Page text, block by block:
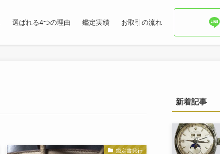
選ばれる4つの理由 鑑定実績 お取引の流れ
鑑定書発行
新着記事